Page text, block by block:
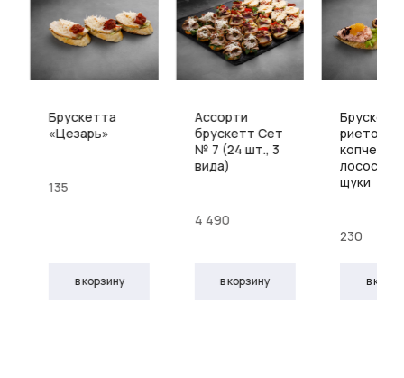
Брускетта
«Цезарь»
135
в корзину
Ассорти
брускетт Сет
№ 7 (24 шт., 3
вида)
4 490
в корзину
риетом из
лосося и
щуки
230
в